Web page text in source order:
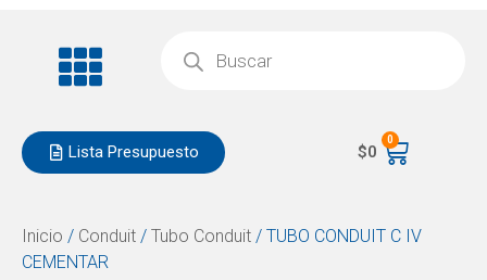
Lista Presupuesto $0
0
Inicio / Conduit / Tubo Conduit / TUBO CONDUIT C IV
CEMENTAR